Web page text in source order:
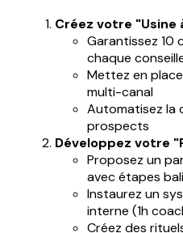
Créez votre "Usine
Garantissez 10
chaque
Mettez en
multi-canal
Automatisez la
prospects
Développez votre
Proposez un
avec étapes
Instaurez un
interne (1h
Créez des